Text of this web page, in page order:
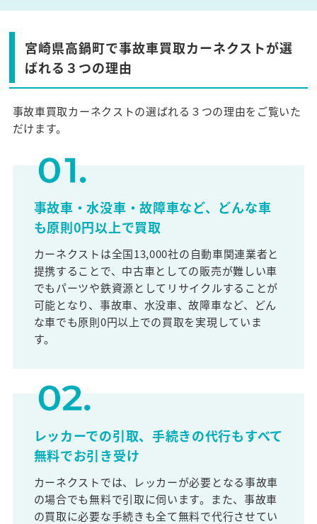
宮崎県高鍋町で事故車買取カーネクストが選
ばれる３つの理由
事故車買取カーネクストの選ばれる３つの理由をご覧いた
だけます。
事故車・水没車・故障車など、どんな車
も原則0円以上で買取
カーネクストは全国13,000社の自動車関連業者と
提携することで、中古車としての販売が難しい車
でもパーツや鉄資源としてリサイクルすることが
可能となり、事故車、水没車、故障車など、どん
な車でも原則0円以上での買取を実現していま
す。
レッカーでの引取、手続きの代行もすべて
無料でお引き受け
カーネクストでは、レッカーが必要となる事故車
の場合でも無料で引取に伺います。また、事故車
の買取に必要な手続きも全て無料で代行させてい